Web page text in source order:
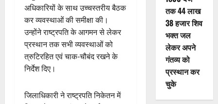
अधिकारियों के साथ उच्चस्तरीय बैठक
कर व्यवस्थाओं की समीक्षा की।
उन्होंने राष्ट्रपति के आगमन से लेकर
प्रस्थान तक सभी व्यवस्थाओं को
त्रुटिरहित एवं चाक-चौबंद रखने के
निर्देश दिए।
जिलाधिकारी ने राष्ट्रपति निकेतन में
तक 44 लाख
38 हजार शिव
भक्त जल
लेकर अपने
गंतव्य को
प्रस्थान कर
चुके